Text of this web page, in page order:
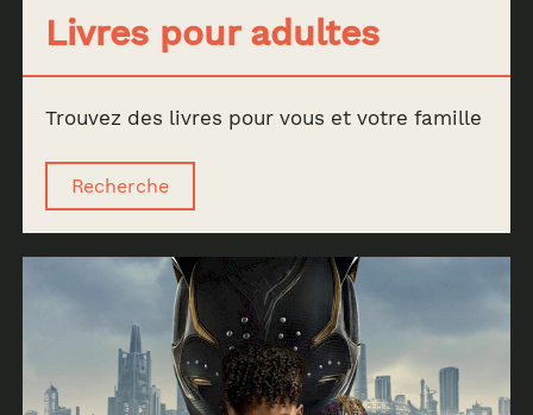
Livres pour adultes
Trouvez des livres pour vous et votre famille
Recherche